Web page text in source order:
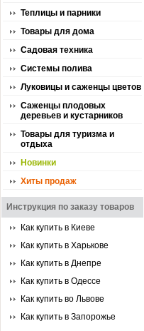
Теплицы и парники
Товары для дома
Садовая техника
Системы полива
Луковицы и саженцы цветов
Саженцы плодовых
деревьев и кустарников
Товары для туризма и
отдыха
Новинки
Хиты продаж
Инструкция по заказу товаров
Как купить в Киеве
Как купить в Харькове
Как купить в Днепре
Как купить в Одессе
Как купить во Львове
Как купить в Запорожье